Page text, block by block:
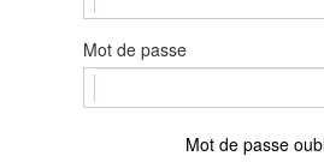
Mot de passe
Mot de passe